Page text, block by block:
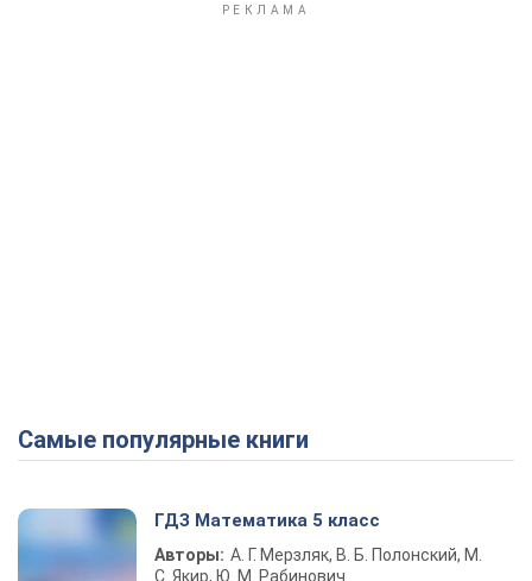
Самые популярные книги
ГДЗ Математика 5 класс
Авторы: А. Г. Мерзляк, В. Б. Полонский, М.
С. Якир, Ю. М. Рабинович